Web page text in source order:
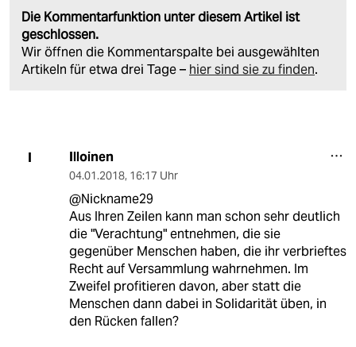
Die Kommentarfunktion unter diesem Artikel ist
geschlossen.
Wir öffnen die Kommentarspalte bei ausgewählten
Artikeln für etwa drei Tage – hier sind sie zu finden.
I Illoinen
04.01.2018, 16:17 Uhr
@Nickname29
Aus Ihren Zeilen kann man schon sehr deutlich
die "Verachtung" entnehmen, die sie
gegenüber Menschen haben, die ihr verbrieftes
Recht auf Versammlung wahrnehmen. Im
Zweifel profitieren davon, aber statt die
Menschen dann dabei in Solidarität üben, in
den Rücken fallen?